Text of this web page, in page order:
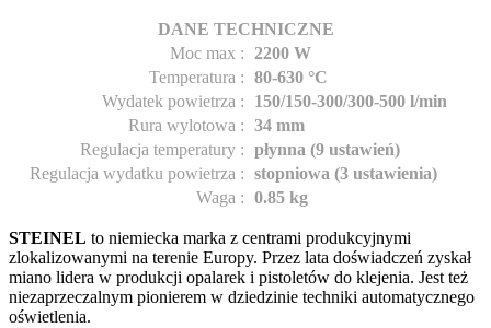
DANE TECHNICZNE
Moc max : 2200 W
Temperatura : 80-630 °C
Wydatek powietrza : 150/150-300/300-500 l/min
Rura wylotowa : 34 mm
Regulacja temperatury : płynna (9 ustawień)
Regulacja wydatku powietrza : stopniowa (3 ustawienia)
Waga : 0.85 kg
STEINEL to niemiecka marka z centrami produkcyjnymi
zlokalizowanymi na terenie Europy. Przez lata doświadczeń zyskał
miano lidera w produkcji opalarek i pistoletów do klejenia. Jest też
niezaprzeczalnym pionierem w dziedzinie techniki automatycznego
oświetlenia.